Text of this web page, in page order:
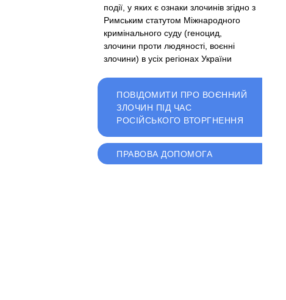
події, у яких є ознаки злочинів згідно з
Римським статутом Міжнародного
кримінального суду (геноцид,
злочини проти людяності, воєнні
злочини) в усіх регіонах України
ПОВІДОМИТИ ПРО ВОЄННИЙ
ЗЛОЧИН ПІД ЧАС
РОСІЙСЬКОГО ВТОРГНЕННЯ
ПРАВОВА ДОПОМОГА